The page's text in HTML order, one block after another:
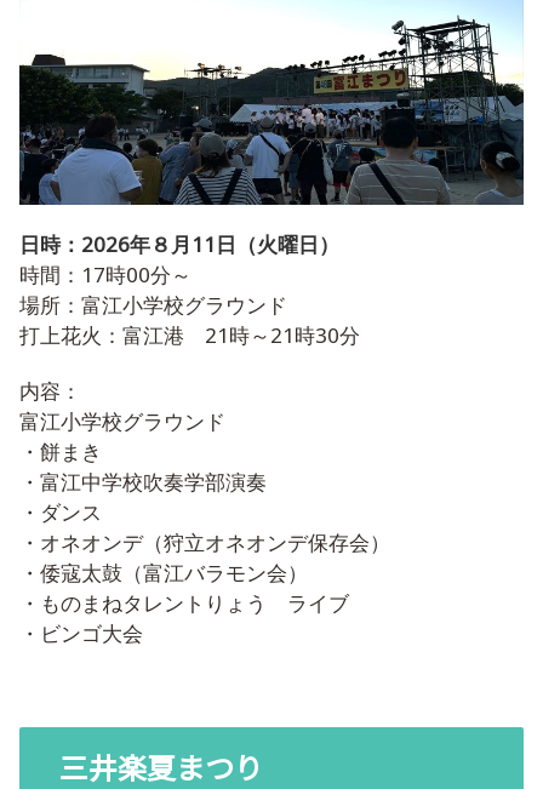
日時：2026年８月11日（火曜日）
時間：17時00分～
場所：富江小学校グラウンド
打上花火：富江港 21時～21時30分
内容：
富江小学校グラウンド
・餅まき
・富江中学校吹奏学部演奏
・ダンス
・オネオンデ（狩立オネオンデ保存会）
・倭寇太鼓（富江バラモン会）
・ものまねタレントりょう ライブ
・ビンゴ大会
三井楽夏まつり